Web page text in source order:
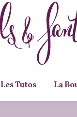
Les Tutos La